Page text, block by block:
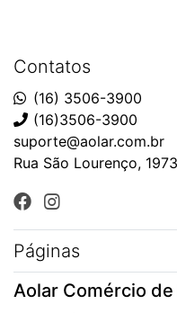
Contatos
(16) 3506-3900
(16)3506-3900
suporte@aolar.com.br
Rua São Lourenço,
Páginas
Aolar Comércio